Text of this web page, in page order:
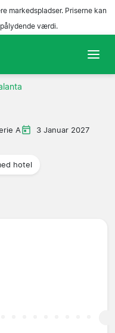
markedspladser. Priserne kan
værdi.
A 3 Januar 2027
hotel